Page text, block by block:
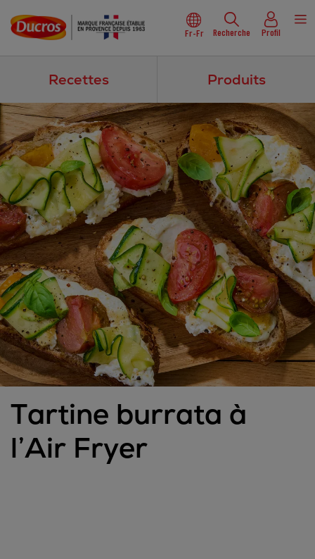
Fr-Fr Recherche Profil
Recettes Produits
Tartine burrata à
l’Air Fryer